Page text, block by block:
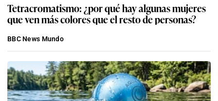
Tetracromatismo: ¿por qué hay algunas mujeres
que ven más colores que el resto de personas?
BBC News Mundo